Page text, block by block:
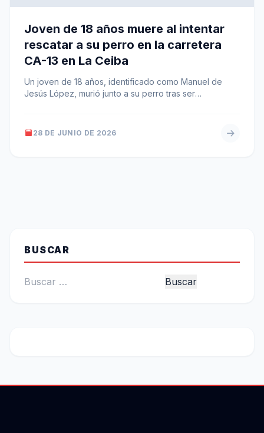
Joven de 18 años muere al intentar
rescatar a su perro en la carretera
CA-13 en La Ceiba
Un joven de 18 años, identificado como Manuel de
Jesús López, murió junto a su perro tras ser
28 DE JUNIO DE 2026
BUSCAR
Buscar: